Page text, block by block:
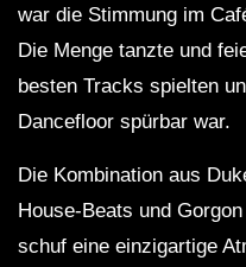
war die Stimmung im
Die Menge tanzte und
besten Tracks spielten
Dancefloor spürbar war.
Die Kombination aus
House-Beats und
schuf eine einzigartige